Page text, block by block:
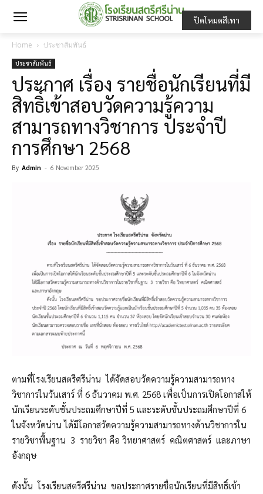
Home ประชาสัมพันธ์
ประชาสัมพันธ์
ประกาศ เรื่อง รายชื่อนักเรียนที่มี
สิทธิ์เข้าสอบวัดความรู้ความ
สามารถทางวิชาการ ประจำปี
การศึกษา 2568
By Admin - 6 November 2025
ตามที่โรงเรียนสตรีศรีน่าน ได้จัดสอบวัดความรู้ความสามารถทาง
วิชาการในวันเสาร์ ที่ 6 ธันวาคม พ.ศ. 2568 เพื่อเป็นการเปิดโอกาสให้
นักเรียนระดับชั้นประถมศึกษาปีที่ 5 และระดับชั้นประถมศึกษาปีที่ 6
ในจังหวัดน่าน ได้มีโอกาสวัดความรู้ความสามารถทางด้านวิชาการใน
รายวิชาพื้นฐาน 3 รายวิชา คือ วิทยาศาสตร์ คณิตศาสตร์ และภาษา
อังกฤษ
ดังนั้น โรงเรียนสตรีศรีน่าน ขอประกาศรายชื่อนักเรียนที่มีสิทธิ์เข้า
ปิดโหมดสีเทา